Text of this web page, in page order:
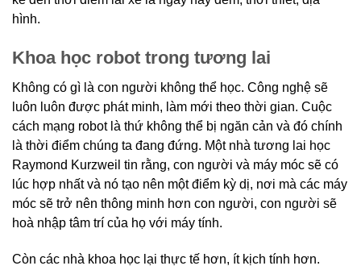
hình.
Khoa học robot trong tương lai
Không có gì là con người không thể học. Công nghệ sẽ
luôn luôn được phát minh, làm mới theo thời gian. Cuộc
cách mạng robot là thứ không thể bị ngăn cản và đó chính
là thời điểm chúng ta đang đứng. Một nhà tương lai học
Raymond Kurzweil tin rằng, con người và máy móc sẽ có
lúc hợp nhất và nó tạo nên một điểm kỳ dị, nơi mà các máy
móc sẽ trở nên thông minh hơn con người, con người sẽ
hoà nhập tâm trí của họ với máy tính.
Còn các nhà khoa học lại thực tế hơn, ít kịch tính hơn.